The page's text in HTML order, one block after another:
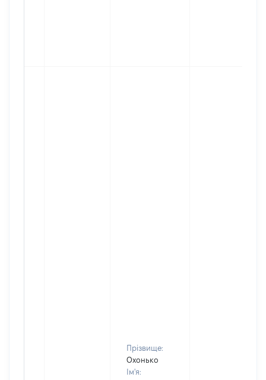
Прізвище:
Охонько
Ім'я: